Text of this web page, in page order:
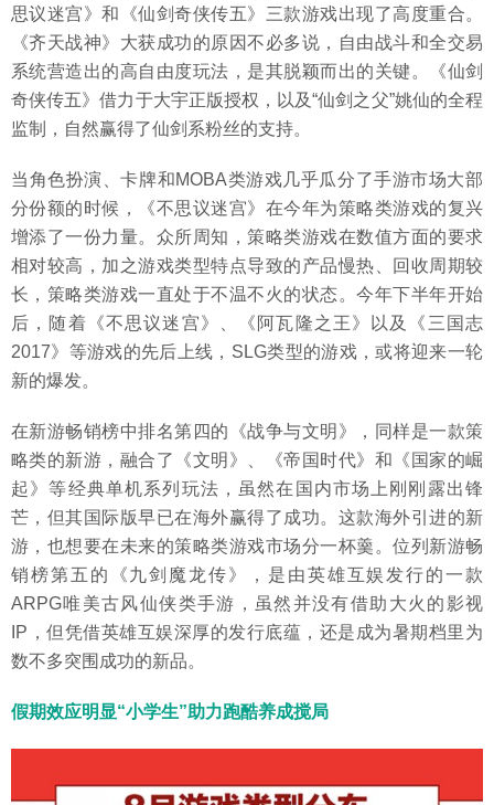
思议迷宫》和《仙剑奇侠传五》三款游戏出现了高度重合。
《齐天战神》大获成功的原因不必多说，自由战斗和全交易
系统营造出的高自由度玩法，是其脱颖而出的关键。《仙剑
奇侠传五》借力于大宇正版授权，以及“仙剑之父”姚仙的全程
监制，自然赢得了仙剑系粉丝的支持。
当角色扮演、卡牌和MOBA类游戏几乎瓜分了手游市场大部
分份额的时候，《不思议迷宫》在今年为策略类游戏的复兴
增添了一份力量。众所周知，策略类游戏在数值方面的要求
相对较高，加之游戏类型特点导致的产品慢热、回收周期较
长，策略类游戏一直处于不温不火的状态。今年下半年开始
后，随着《不思议迷宫》、《阿瓦隆之王》以及《三国志
2017》等游戏的先后上线，SLG类型的游戏，或将迎来一轮
新的爆发。
在新游畅销榜中排名第四的《战争与文明》，同样是一款策
略类的新游，融合了《文明》、《帝国时代》和《国家的崛
起》等经典单机系列玩法，虽然在国内市场上刚刚露出锋
芒，但其国际版早已在海外赢得了成功。这款海外引进的新
游，也想要在未来的策略类游戏市场分一杯羹。位列新游畅
销榜第五的《九剑魔龙传》，是由英雄互娱发行的一款
ARPG唯美古风仙侠类手游，虽然并没有借助大火的影视
IP，但凭借英雄互娱深厚的发行底蕴，还是成为暑期档里为
数不多突围成功的新品。
假期效应明显“小学生”助力跑酷养成搅局